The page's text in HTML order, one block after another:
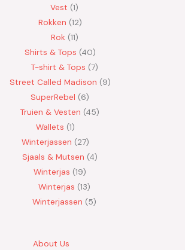
Vest 1
Rokken 12
Rok 11
Shirts & Tops 40
T-shirt & Tops 7
Street Called Madison 9
SuperRebel
6
Truien & Vesten 45
Wallets 1
Winterjassen
27
Sjaals & Mutsen 4
Winterjas 19
Winterjas 13
Winterjassen
5
About Us